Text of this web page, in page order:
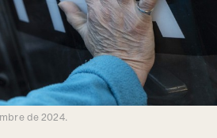
de 2024.